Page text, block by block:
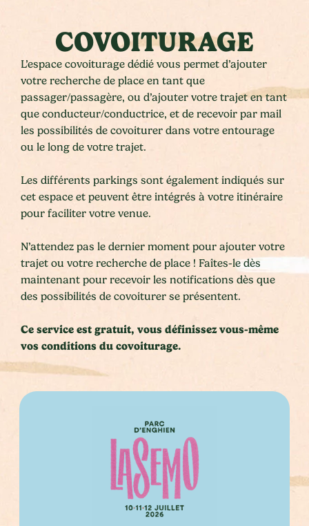
COVOITURAGE
L’espace covoiturage dédié vous permet d’ajouter
votre recherche de place en tant que
passager/passagère, ou d’ajouter votre trajet en tant
que conducteur/conductrice, et de recevoir par mail
les possibilités de covoiturer dans votre entourage
ou le long de votre trajet.
Les différents parkings sont également indiqués sur
cet espace et peuvent être intégrés à votre itinéraire
pour faciliter votre venue.
N’attendez pas le dernier moment pour ajouter votre
trajet ou votre recherche de place ! Faîtes-le dès
maintenant pour recevoir les notifications dès que
des possibilités de covoiturer se présentent.
Ce service est gratuit, vous définissez vous-même
vos conditions du covoiturage.